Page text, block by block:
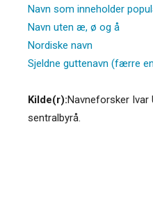
Navn som inneholder
Navn uten æ, ø og å
Nordiske navn
Sjeldne guttenavn (færre
Kilde(r):Navneforsker Ivar
sentralbyrå.